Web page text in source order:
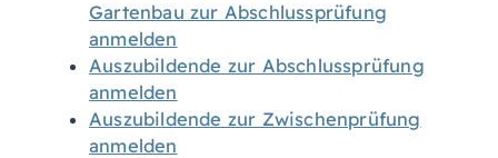
Gartenbau zur Abschlussprüfung
anmelden
Auszubildende zur Abschlussprüfung
anmelden
Auszubildende zur Zwischenprüfung
anmelden